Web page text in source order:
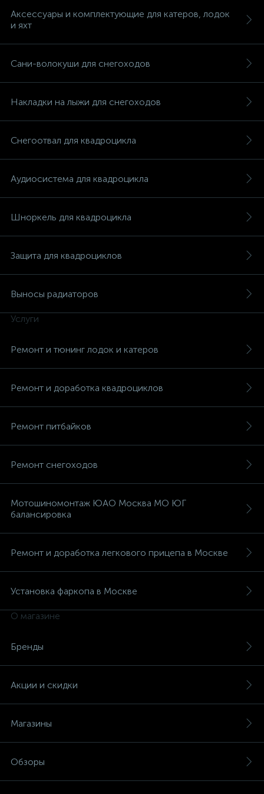
Аксессуары и комплектующие для катеров, лодок
и яхт
Сани-волокуши для снегоходов
Накладки на лыжи для снегоходов
Снегоотвал для квадроцикла
Аудиосистема для квадроцикла
Шноркель для квадроцикла
Защита для квадроциклов
Выносы радиаторов
Услуги
Ремонт и тюнинг лодок и катеров
Ремонт и доработка квадроциклов
Ремонт питбайков
Ремонт снегоходов
Мотошиномонтаж ЮАО Москва МО ЮГ
балансировка
Ремонт и доработка легкового прицепа в Москве
Установка фаркопа в Москве
О магазине
Бренды
Акции и скидки
Магазины
Обзоры